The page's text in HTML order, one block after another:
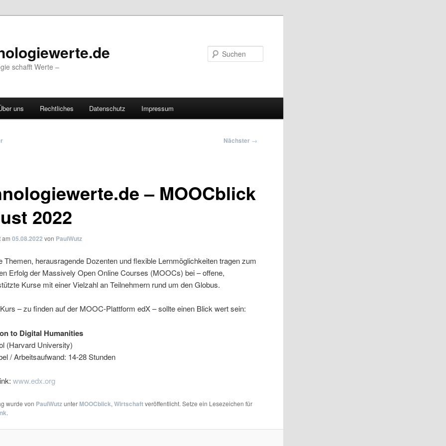
schafft Werte –
uns Rechtliches Datenschutz Impressum
Nächster →
– MOOCblick
2022
am05.08.2022 von PaulWutz
Themen, herausragende Dozenten und flexible Lernmöglichkeiten tragen zum
Erfolg der Massively Open Online Courses (MOOCs) bei – offene,
Kurse mit einer Vielzahl an Teilnehmern rund um den Globus.
– zu finden auf der MOOC-Plattform edX – sollte einen Blick wert sein:
to Digital Humanities
(Harvard University)
/ Arbeitsaufwand: 14-28 Stunden
www.edx.org
wurde von PaulWutzunter MOOCblick,Wirtschaftveröffentlicht. Setze ein Lesezeichen für
.